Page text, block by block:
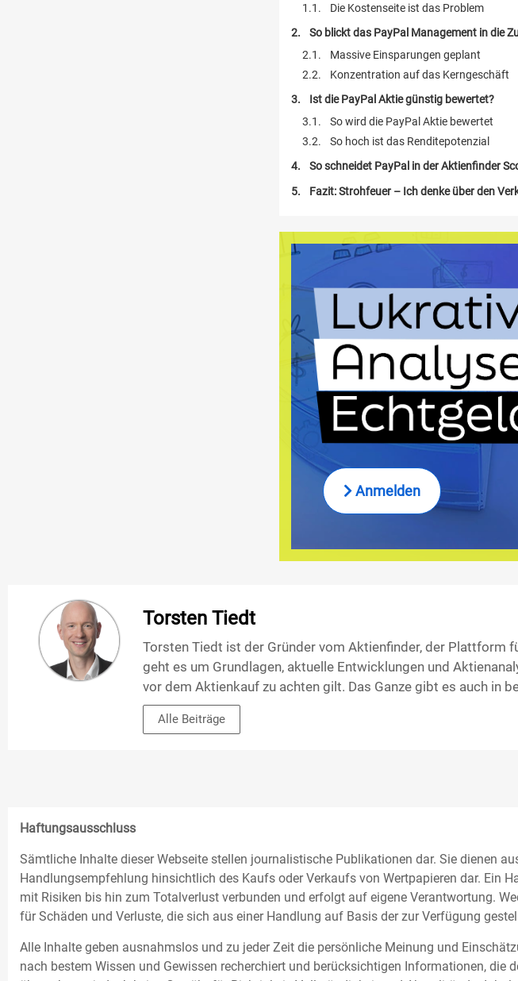
Die Kostenseite ist das Problem
So blickt das PayPal Management in die
Massive Einsparungen geplant
Konzentration auf das Kerngeschäft
Ist die PayPal Aktie günstig bewertet?
So wird die PayPal Aktie bewertet
So hoch ist das Renditepotenzial
So schneidet PayPal in der Aktienfinder
Fazit: Strohfeuer – Ich denke über den
Anmelden
Torsten Tiedt
Torsten Tiedt ist der Gründer vom Aktienfinder, der Plattform
geht es um Grundlagen, aktuelle Entwicklungen und
vor dem Aktienkauf zu achten gilt. Das Ganze gibt es auch in
Alle Beiträge
Haftungsausschluss
Sämtliche Inhalte dieser Webseite stellen journalistische Publikationen dar. Sie dienen
Handlungsempfehlung hinsichtlich des Kaufs oder Verkaufs von Wertpapieren dar. Ein
mit Risiken bis hin zum Totalverlust verbunden und erfolgt auf eigene Verantwortung.
für Schäden und Verluste, die sich aus einer Handlung auf Basis der zur Verfügung
Alle Inhalte geben ausnahmslos und zu jeder Zeit die persönliche Meinung und
nach bestem Wissen und Gewissen recherchiert und berücksichtigen Informationen,